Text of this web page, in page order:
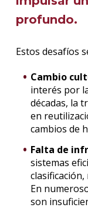
profundo.
Estos desafíos
Cambio
interés por
décadas, la
en
cambios de
Falta de
sistemas
En
son